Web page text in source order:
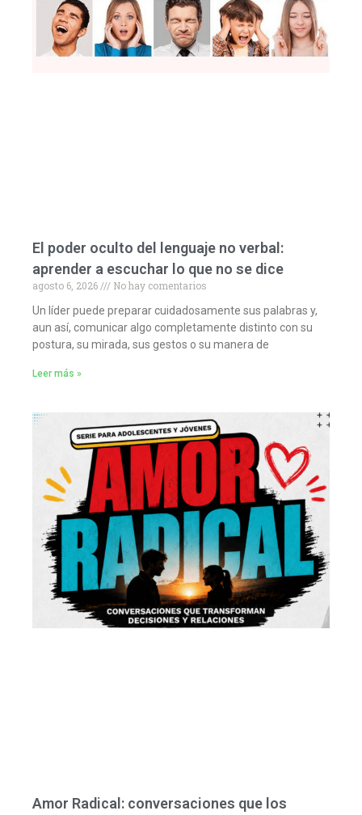
El poder oculto del lenguaje no verbal:
aprender a escuchar lo que no se dice
agosto 6, 2026
No hay comentarios
Un líder puede preparar cuidadosamente sus palabras y,
aun así, comunicar algo completamente distinto con su
postura, su mirada, sus gestos o su manera de
Leer más »
Amor Radical: conversaciones que los